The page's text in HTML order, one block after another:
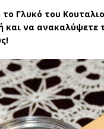
Γλυκό του
και να ανακαλύψετε